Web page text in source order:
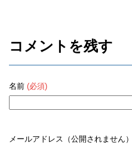
コメントを残す
名前 (必須)
メールアドレス（公開されません）